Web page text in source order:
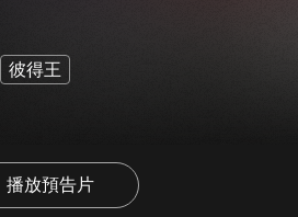
彼得王
播放預告片